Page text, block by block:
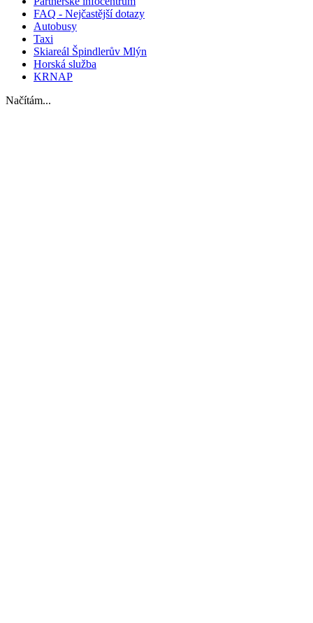
FAQ - Nejčastější dotazy
Autobusy
Taxi
Skiareál Špindlerův Mlýn
Horská služba
KRNAP
Načítám...